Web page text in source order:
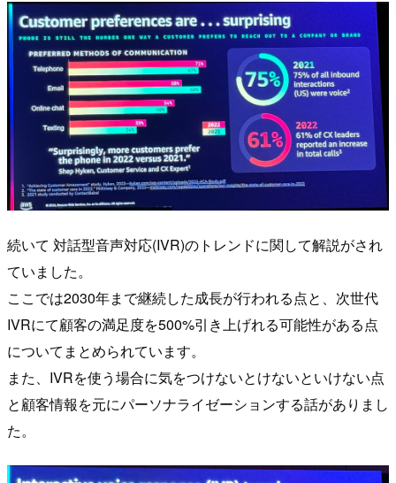
続いて 対話型音声対応(IVR)のトレンドに関して解説がされ
ていました。
ここでは2030年まで継続した成長が行われる点と、次世代
IVRにて顧客の満足度を500%引き上げれる可能性がある点
についてまとめられています。
また、IVRを使う場合に気をつけないとけないといけない点
と顧客情報を元にパーソナライゼーションする話がありまし
た。